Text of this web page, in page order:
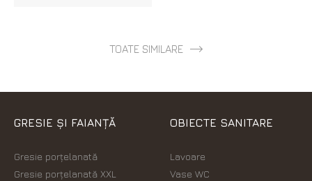
TOATE SIMILARE
GRESIE ȘI FAIANȚĂ
Gresie porțelanată
Gresie porțelanată XXL
OBIECTE SANITARE
Lavoare
Vase WC